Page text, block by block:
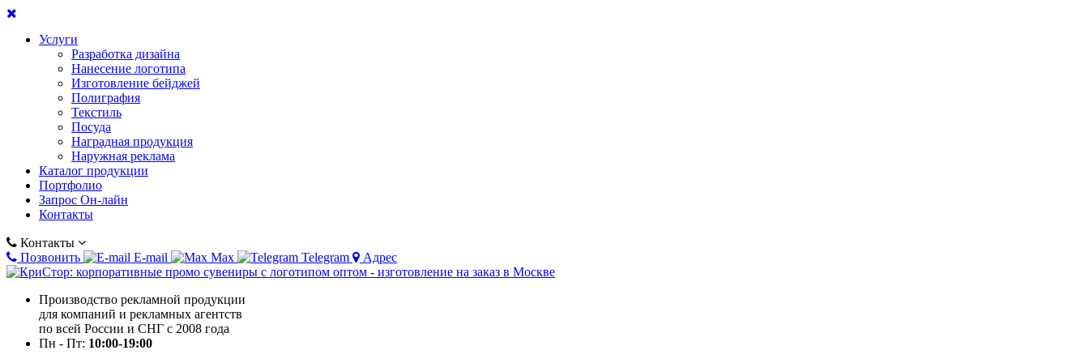
Услуги
Разработка дизайна
Нанесение логотипа
Изготовление бейджей
Полиграфия
Текстиль
Посуда
Наградная продукция
Наружная реклама
Каталог продукции
Портфолио
Запрос Он-лайн
Контакты
Контакты
Позвонить
E-mail Max Telegram Адрес
Производство рекламной продукции
для компаний и рекламных агентств
по всей России и СНГ с 2008 года
Пн - Пт: 10:00-19:00